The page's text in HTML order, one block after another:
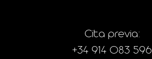
Cita previa:
+34 914 083 596